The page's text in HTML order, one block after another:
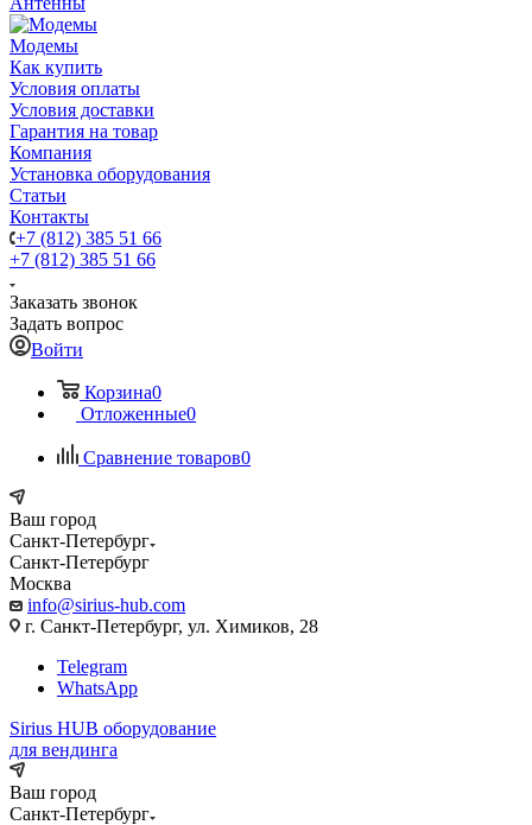
Модемы
Как купить
Условия оплаты
Условия доставки
Гарантия на товар
Компания
Установка оборудования
Статьи
Контакты
+7 (812) 385 51 66
+7 (812) 385 51 66
Заказать звонок
Задать вопрос
Войти
Корзина0
Отложенные0
Сравнение товаров0
Ваш город
Санкт-Петербург
Санкт-Петербург
Москва
info@sirius-hub.com
г. Санкт-Петербург, ул. Химиков, 28
Telegram
WhatsApp
Sirius HUB оборудование
для вендинга
Ваш город
Санкт-Петербург